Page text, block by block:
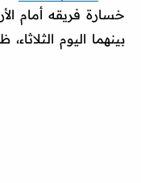
خسارة فريقه أمام
بينهما اليوم الثلاثاء،